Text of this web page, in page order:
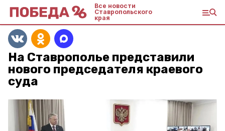
Все новости
Ставропольского
края
На Ставрополье представили
нового председателя краевого
суда